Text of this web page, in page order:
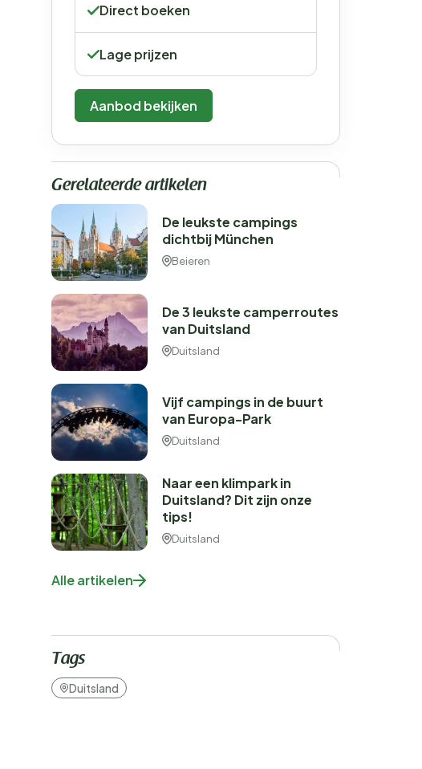
Direct boeken
Lage prijzen
Aanbod bekijken
Gerelateerde artikelen
De leukste campings
dichtbij München
Beieren
De 3 leukste camperroutes
van Duitsland
Duitsland
Vijf campings in de buurt
van Europa-Park
Duitsland
Naar een klimpark in
Duitsland? Dit zijn onze
tips!
Duitsland
Alle artikelen
Tags
Duitsland